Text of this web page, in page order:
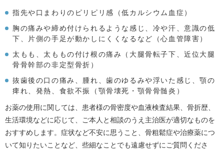
指先や口まわりのピリピリ感（低カルシウム血症）
胸の痛みや締め付けられるような感じ、冷や汗、意識の低
下、片側の手足が動かしにくくなるなど（心血管障害）
太もも、太ももの付け根の痛み（大腿骨転子下、近位大腿
骨骨幹部の非定型骨折）
抜歯後の口の痛み、腫れ、歯のゆるみや浮いた感じ、顎の
痺れ、発熱、食欲不振（顎骨壊死・顎骨骨髄炎）
お薬の使用に関しては、患者様の骨密度や血液検査結果、骨折歴、
生活環境などに応じて、ご本人と相談のうえ主治医が適切なものを
おすすめします。症状など不安に思うこと、骨粗鬆症や治療薬につ
いて知りたいことなど、些細なことでも遠慮せずにご質問くださ